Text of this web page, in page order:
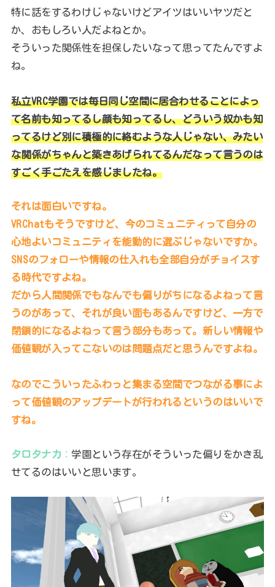
特に話をするわけじゃないけどアイツはいいヤツだと
か、おもしろい人だよねとか。
そういった関係性を担保したいなって思ってたんですよ
ね。
私立VRC学園では毎日同じ空間に居合わせることによっ
て名前も知ってるし顔も知ってるし、どういう奴かも知
ってるけど別に積極的に絡むような人じゃない、みたい
な関係がちゃんと築きあげられてるんだなって言うのは
すごく手ごたえを感じましたね。
それは面白いですね。
VRChatもそうですけど、今のコミュニティって自分の
心地よいコミュニティを能動的に選ぶじゃないですか。
SNSのフォローや情報の仕入れも全部自分がチョイスす
る時代ですよね。
だから人間関係でもなんでも偏りがちになるよねって言
うのがあって、それが良い面もあるんですけど、一方で
閉鎖的になるよねって言う部分もあって。新しい情報や
価値観が入ってこないのは問題点だと思うんですよね。
なのでこういったふわっと集まる空間でつながる事によ
って価値観のアップデートが行われるというのはいいで
すね。
タロタナカ： 学園という存在がそういった偏りをかき乱
せてるのはいいと思います。